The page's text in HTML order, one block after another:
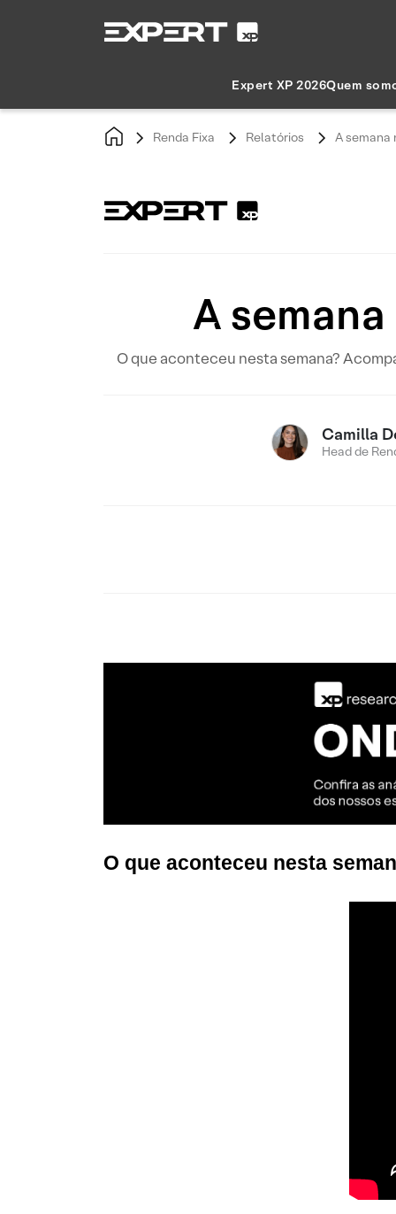
Expert XP 2026Quem
Renda Fixa Relatórios A semana
A
O que aconteceu nesta semana?
Camilla
Head de
O que aconteceu nesta